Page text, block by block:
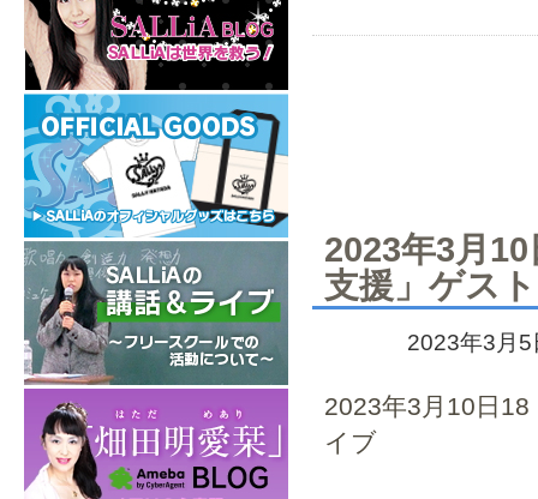
2023年3月
支援」ゲス
2023年3月
2023年3月10日
イブ